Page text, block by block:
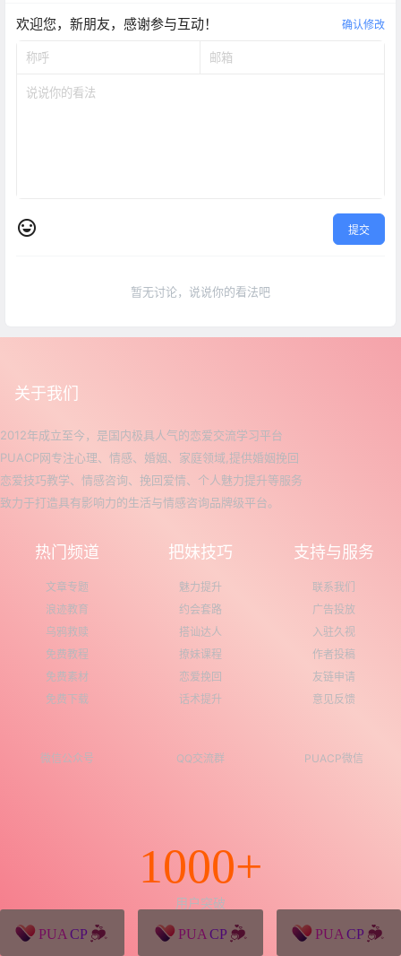
欢迎您，新朋友，感谢参与互动！ 确认修改
提交
暂无讨论，说说你的看法吧
关于我们
2012年成立至今，是国内极具人气的恋爱交流学习平台
PUACP网专注心理、情感、婚姻、家庭领域,提供婚姻挽回
恋爱技巧教学、情感咨询、挽回爱情、个人魅力提升等服务
致力于打造具有影响力的生活与情感咨询品牌级平台。
热门频道
文章专题
浪迹教育
乌鸦救赎
免费教程
免费素材
免费下载
把妹技巧
魅力提升
约会套路
搭讪达人
撩妹课程
恋爱挽回
话术提升
支持与服务
联系我们
广告投放
入驻久视
作者投稿
友链申请
意见反馈
微信公众号 QQ交流群 PUACP微信
1000+
用户突破